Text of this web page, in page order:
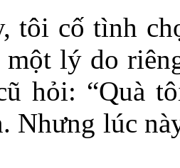
tôi cố tình
lý do
hỏi: “Quà
Nhưng lúc